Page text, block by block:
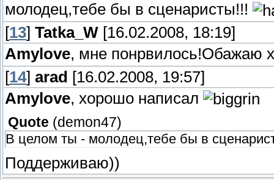
молодец,тебе бы в сценаристы!!!
[13] Tatka_W [16.02.2008, 18:19]
Amylove, мне понрвилось!Обажаю
[14] arad [16.02.2008, 19:57]
Amylove, хорошо написал
Quote (demon47)
В целом ты - молодец,тебе бы в
Поддерживаю))